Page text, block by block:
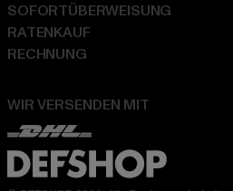
WIR VERSENDEN MIT
SOFORTÜBERWEISUNG
RATENKAUF
RECHNUNG